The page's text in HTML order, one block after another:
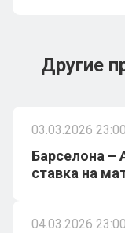
Другие
03.03.2026 23:00
Барселона –
ставка на
04.03.2026 23:00